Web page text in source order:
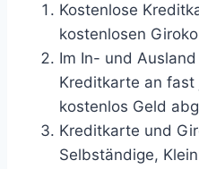
Kostenlose
kostenlosen
Im In- und
Kreditkarte an
kostenlos Geld
Kreditkarte und
Selbständige,